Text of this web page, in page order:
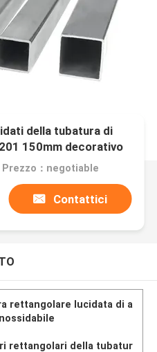
della tubatura di
150mm decorativo
Prezzo：negotiable
Contattici
rettangolare lucidata di a
rettangolari della tubatur